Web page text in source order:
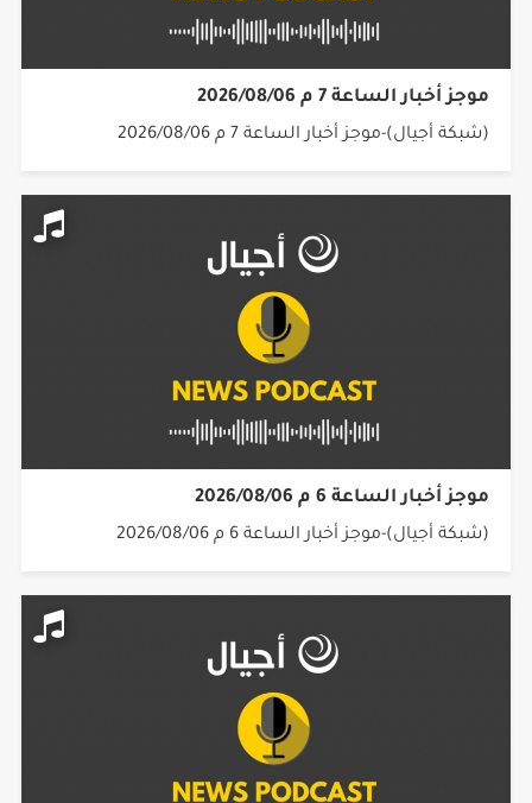
موجز أخبار الساعة 7 م 2026/08/06
(شبكة أجيال)-موجز أخبار الساعة 7 م 2026/08/06
موجز أخبار الساعة 6 م 2026/08/06
(شبكة أجيال)-موجز أخبار الساعة 6 م 2026/08/06